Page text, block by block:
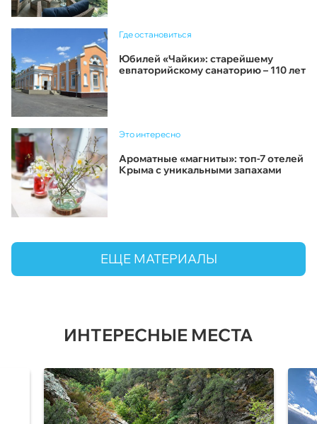
Где остановиться
Юбилей «Чайки»: старейшему
евпаторийскому санаторию – 110 лет
Это интересно
Ароматные «магниты»: топ-7 отелей
Крыма с уникальными запахами
ЕЩЕ МАТЕРИАЛЫ
ИНТЕРЕСНЫЕ МЕСТА